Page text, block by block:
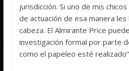
jurisdicción. Si uno de mis
de actuación de esa manera les
cabeza. El Almirante Price
investigación formal por parte
como el papeleo esté